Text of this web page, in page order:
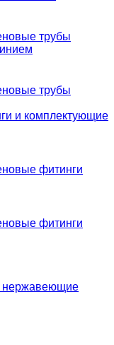
трубы
трубы
и комплектующие
фитинги
фитинги
нержавеющие